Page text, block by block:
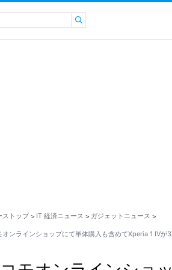
ストップ > IT 経済ニュース > ガジェットニュース >
オンラインショップにて単体購入も含めてXperia 1 IVが